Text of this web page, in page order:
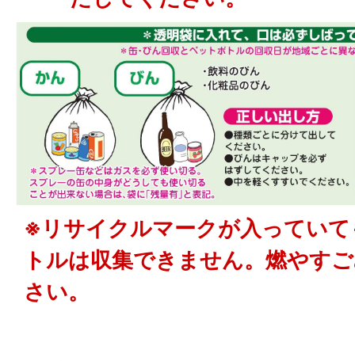
※リサイクルマークが入ってい
トルは収集できません。燃やす
さい。